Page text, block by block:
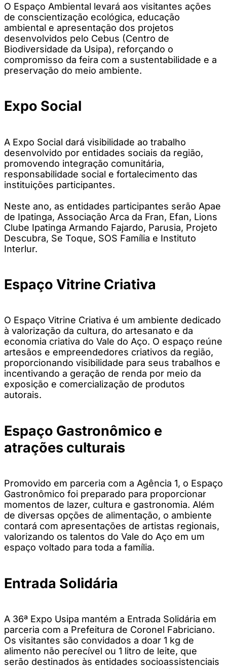
O Espaço Ambiental levará aos visitantes ações
de conscientização ecológica, educação
ambiental e apresentação dos projetos
desenvolvidos pelo Cebus (Centro de
Biodiversidade da Usipa), reforçando o
compromisso da feira com a sustentabilidade e a
preservação do meio ambiente.
Expo Social
A Expo Social dará visibilidade ao trabalho
desenvolvido por entidades sociais da região,
promovendo integração comunitária,
responsabilidade social e fortalecimento das
instituições participantes.
Neste ano, as entidades participantes serão Apae
de Ipatinga, Associação Arca da Fran, Efan, Lions
Clube Ipatinga Armando Fajardo, Parusia, Projeto
Descubra, Se Toque, SOS Família e Instituto
Interlur.
Espaço Vitrine Criativa
O Espaço Vitrine Criativa é um ambiente dedicado
à valorização da cultura, do artesanato e da
economia criativa do Vale do Aço. O espaço reúne
artesãos e empreendedores criativos da região,
proporcionando visibilidade para seus trabalhos e
incentivando a geração de renda por meio da
exposição e comercialização de produtos
autorais.
Espaço Gastronômico e
atrações culturais
Promovido em parceria com a Agência 1, o Espaço
Gastronômico foi preparado para proporcionar
momentos de lazer, cultura e gastronomia. Além
de diversas opções de alimentação, o ambiente
contará com apresentações de artistas regionais,
valorizando os talentos do Vale do Aço em um
espaço voltado para toda a família.
Entrada Solidária
A 36ª Expo Usipa mantém a Entrada Solidária em
parceria com a Prefeitura de Coronel Fabriciano.
Os visitantes são convidados a doar 1 kg de
alimento não perecível ou 1 litro de leite, que
serão destinados às entidades socioassistenciais